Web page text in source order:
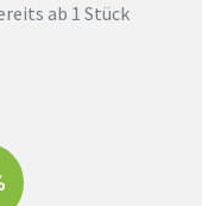
ab 1 Stück